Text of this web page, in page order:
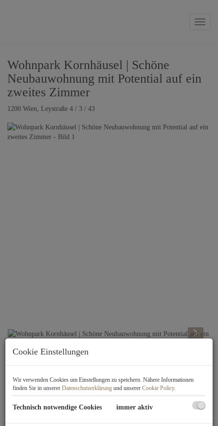
Wohnpark Kornhäusel | Schöne
Neubauwohnung mit Potential auf ein
zweites Zimmer
1200 Wien, Leystraße 4 / 3 / 43
1200 Brigittenau | Wohnpark Kornhäusel - ein Wiener Original
Die Wohnhausanlage zwischen Kornhäuselgasse und Leystraße wurde in
Cookie Einstellungen
Wir verwenden Cookies um Einstellungen zu speichern. Nähere Informationen
finden Sie in unserer Datenschutzerklärung und unserer Cookie Policy.
Technisch notwendige Cookies immer aktiv